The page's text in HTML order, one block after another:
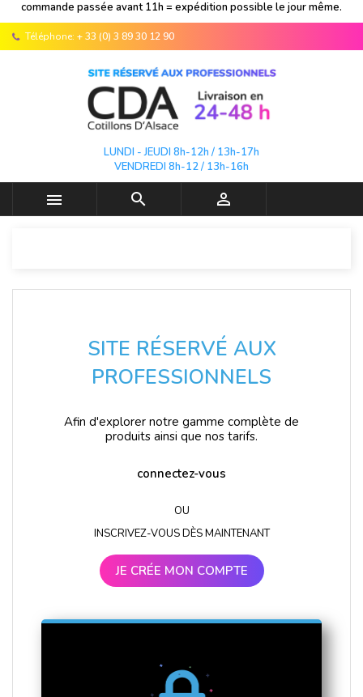
commande passée avant 11h = expédition possible le jour même.
Téléphone: + 33 (0) 3 89 30 12 90
LUNDI - JEUDI 8h-12h / 13h-17h
VENDREDI 8h-12 / 13h-16h
  
SITE RÉSERVÉ AUX
PROFESSIONNELS
Afin d'explorer notre gamme complète de
produits ainsi que nos tarifs.
connectez-vous
OU
INSCRIVEZ-VOUS DÈS MAINTENANT
JE CRÉE MON COMPTE